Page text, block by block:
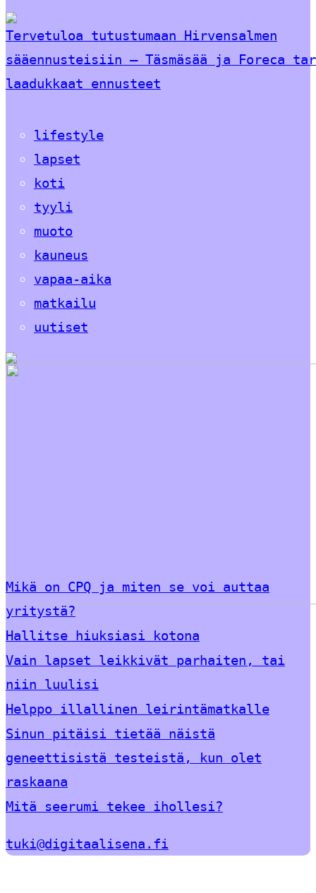
Tervetuloa tutustumaan Hirvensalmen
sääennusteisiin – Täsmäsää ja Foreca
laadukkaat ennusteet
lifestyle
lapset
koti
tyyli
muoto
kauneus
vapaa-aika
matkailu
uutiset
Mikä on CPQ ja miten se voi auttaa
yritystä?
Hallitse hiuksiasi kotona
Vain lapset leikkivät parhaiten, tai
niin luulisi
Helppo illallinen leirintämatkalle
Sinun pitäisi tietää näistä
geneettisistä testeistä, kun olet
raskaana
Mitä seerumi tekee ihollesi?
tuki@digitaalisena.fi